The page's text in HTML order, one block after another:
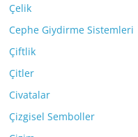
Çelik
Cephe Giydirme Sistemleri
Çiftlik
Çitler
Civatalar
Çizgisel Semboller